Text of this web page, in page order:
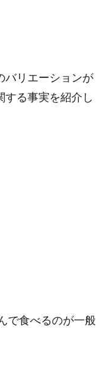
バリエーションが
する事実を紹介し
で食べるのが一般